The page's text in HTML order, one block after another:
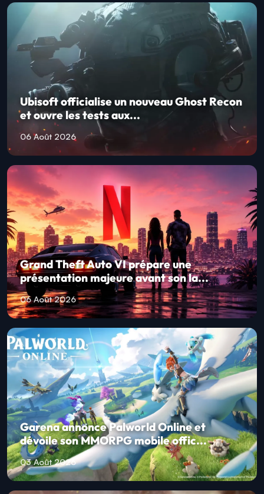
Ubisoft officialise un nouveau Ghost Recon
et ouvre les tests aux...
06 Août 2026
Grand Theft Auto VI prépare une
présentation majeure avant son la...
06 Août 2026
Garena annonce Palworld Online et
dévoile son MMORPG mobile offic...
03 Août 2026